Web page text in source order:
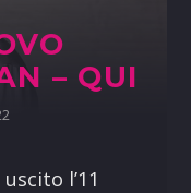
– QUI
l’11